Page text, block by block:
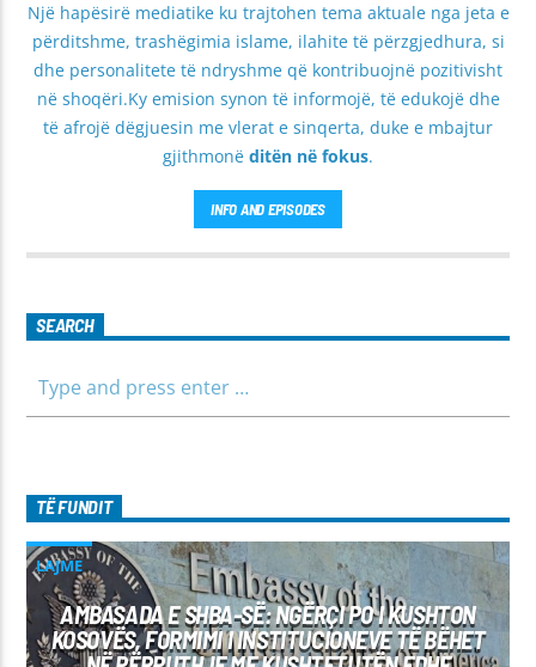
Një hapësirë mediatike ku trajtohen tema aktuale nga jeta e
përditshme, trashëgimia islame, ilahite të përzgjedhura, si
dhe personalitete të ndryshme që kontribuojnë pozitivisht
në shoqëri.Ky emision synon të informojë, të edukojë dhe
të afrojë dëgjuesin me vlerat e sinqerta, duke e mbajtur
gjithmonë ditën në fokus.
INFO AND EPISODES
SEARCH
TË FUNDIT
LAJME
AMBASADA E SHBA-SË: NGËRÇI PO I KUSHTON
KOSOVËS, FORMIMI I INSTITUCIONEVE TË BËHET